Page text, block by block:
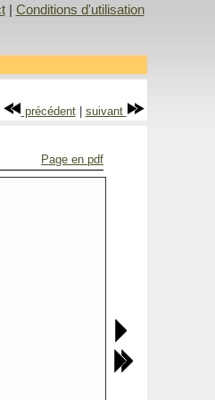
| Conditions d'utilisation
précédent| suivant
Page en pdf